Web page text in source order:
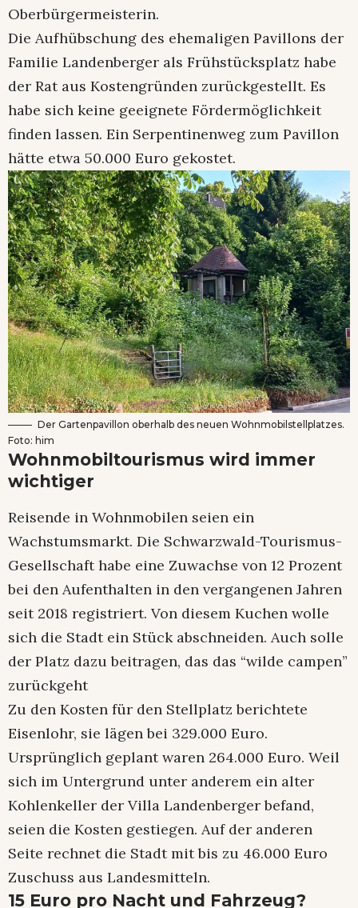
Oberbürgermeisterin.
Die Aufhübschung des ehemaligen Pavillons der
Familie Landenberger als Frühstücksplatz habe
der Rat aus Kostengründen zurückgestellt. Es
habe sich keine geeignete Fördermöglichkeit
finden lassen. Ein Serpentinenweg zum Pavillon
hätte etwa 50.000 Euro gekostet.
Der Gartenpavillon oberhalb des neuen Wohnmobilstellplatzes.
Foto: him
Wohnmobiltourismus wird immer
wichtiger
Reisende in Wohnmobilen seien ein
Wachstumsmarkt. Die Schwarzwald-Tourismus-
Gesellschaft habe eine Zuwachse von 12 Prozent
bei den Aufenthalten in den vergangenen Jahren
seit 2018 registriert. Von diesem Kuchen wolle
sich die Stadt ein Stück abschneiden. Auch solle
der Platz dazu beitragen, das das “wilde campen”
zurückgeht
Zu den Kosten für den Stellplatz berichtete
Eisenlohr, sie lägen bei 329.000 Euro.
Ursprünglich geplant waren 264.000 Euro. Weil
sich im Untergrund unter anderem ein alter
Kohlenkeller der Villa Landenberger befand,
seien die Kosten gestiegen. Auf der anderen
Seite rechnet die Stadt mit bis zu 46.000 Euro
Zuschuss aus Landesmitteln.
15 Euro pro Nacht und Fahrzeug?